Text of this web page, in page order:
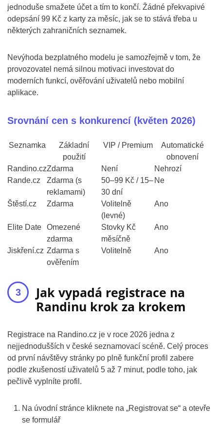
jednoduše smažete účet a tím to končí. Žádné překvapivé
odepsání 99 Kč z karty za měsíc, jak se to stává třeba u
některých zahraničních seznamek.
Nevýhoda bezplatného modelu je samozřejmě v tom, že
provozovatel nemá silnou motivaci investovat do
moderních funkcí, ověřování uživatelů nebo mobilní
aplikace.
Srovnání cen s konkurencí (květen 2026)
Seznamka
Základní
použití
VIP / Premium
Automatické
obnovení
Randino.czZdarma Není
Nehrozí
Rande.cz
Zdarma (s
reklamami)
50–99 Kč / 15–
30 dní
Ne
Štěstí.cz Zdarma
Volitelně
(levné)
Ano
Elite Date
Omezené
zdarma
Stovky Kč
měsíčně
Ano
Jiskření.cz Zdarma s
ověřením
Volitelně Ano
Jak vypadá registrace na
Randinu krok za krokem
Registrace na Randino.cz je v roce 2026 jedna z
nejjednodušších v české seznamovací scéně. Celý proces
od první návštěvy stránky po plně funkční profil zabere
podle zkušeností uživatelů 5 až 7 minut, podle toho, jak
pečlivě vyplníte profil.
Na úvodní stránce kliknete na „Registrovat se“ a otevře
se formulář